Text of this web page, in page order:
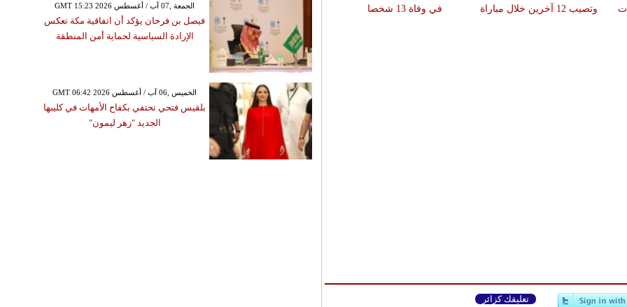
في وفاة 13 شخصا
وتصيب 12 آخرين خلال مباراة
تعليقك كزائر
GMT 15:23 2026 الجمعة ,07 آب / أغسطس
فيصل بن فرحان يؤكد أن اتفاقية مكة تعكس
الإرادة السياسية لحماية أمن المنطقة
GMT 06:42 2026 الخميس ,06 آب / أغسطس
بلقيس فتحي تحتفي بكفاح الأمهات في كليبها
الجديد "زهر ليمون"